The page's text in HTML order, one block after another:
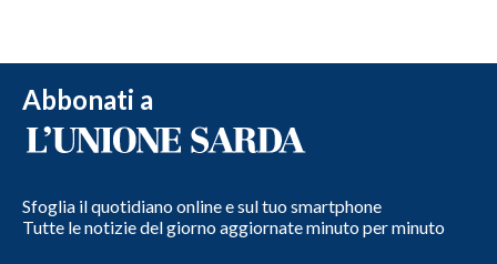
Abbonati a
Sfoglia il quotidiano online e sul tuo smartphone
Tutte le notizie del giorno aggiornate minuto per minuto